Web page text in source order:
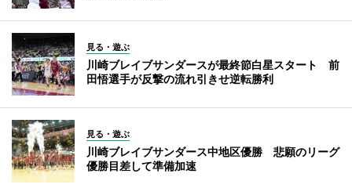
見る・遊ぶ
川崎ブレイブサンダースが最終節白星スタート 前
田悟選手が反撃の流れ引きせ逆転勝利
見る・遊ぶ
川崎ブレイブサンダース中地区優勝 悲願のリーグ
優勝目差して準備加速